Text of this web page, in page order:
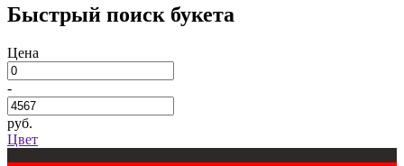
Быстрый поиск букета
Цена
-
руб.
Цвет